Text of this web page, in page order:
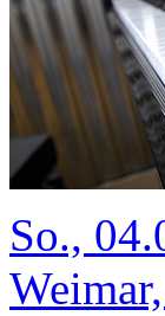
So.,